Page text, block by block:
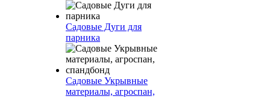
Садовые Дуги для
парника
Садовые Укрывные
материалы, агроспан,